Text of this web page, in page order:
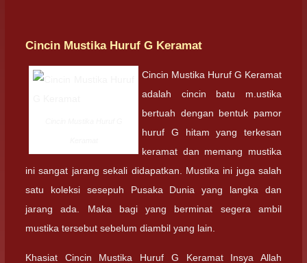
Cincin Mustika Huruf G Keramat
Cincin Mustika Huruf G Keramat
adalah cincin batu m.ustika
bertuah dengan bentuk pamor
huruf G hitam yang terkesan
keramat dan memang mustika
ini sangat jarang sekali didapatkan. Mustika ini juga salah
satu koleksi sesepuh Pusaka Dunia yang langka dan
jarang ada. Maka bagi yang berminat segera ambil
mustika tersebut sebelum diambil yang lain.
Khasiat Cincin Mustika Huruf G Keramat Insya Allah